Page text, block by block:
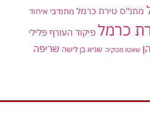
מתנ"ס טירת כרמל מתנדבי איחוד
כרמל פיקוד העורף פלילי
שאטו מטקיה שגיא בן לישה שריפה